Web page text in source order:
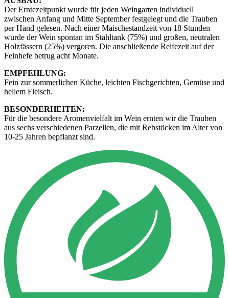
Der Erntezeitpunkt wurde für jeden Weingarten individuell
zwischen Anfang und Mitte September festgelegt und die Trauben
per Hand gelesen. Nach einer Maischestandzeit von 18 Stunden
wurde der Wein spontan im Stahltank (75%) und großen, neutralen
Holzfässern (25%) vergoren. Die anschließende Reifezeit auf der
Feinhefe betrug acht Monate.
EMPFEHLUNG:
Fein zur sommerlichen Küche, leichten Fischgerichten, Gemüse und
hellem Fleisch.
BESONDERHEITEN:
Für die besondere Aromenvielfalt im Wein ernten wir die Trauben
aus sechs verschiedenen Parzellen, die mit Rebstöcken im Alter von
10-25 Jahren bepflanzt sind.